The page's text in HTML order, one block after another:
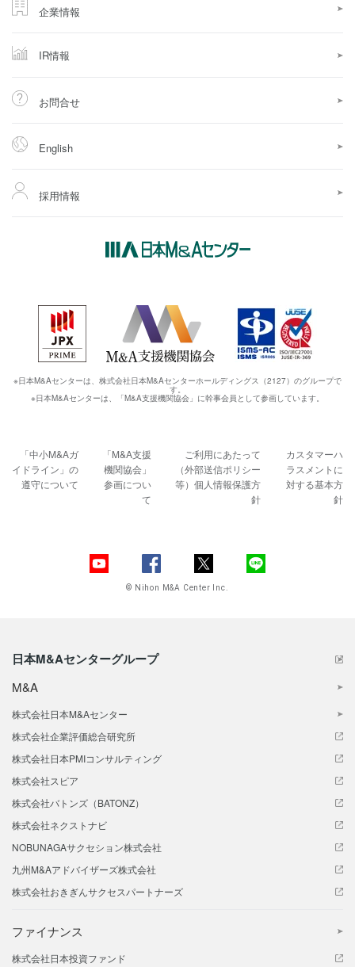
企業情報
IR情報
お問合せ
English
採用情報
※日本M&Aセンターは、株式会社日本M&Aセンターホールディングス（2127）のグループで
す。
※日本M&Aセンターは、「M&A支援機関協会」に幹事会員として参画しています。
「中小M&Aガ
イドライン」の
遵守について
「M&A支援
機関協会」
参画につい
て
ご利用にあたって
（外部送信ポリシー
等）個人情報保護方
針
カスタマーハ
ラスメントに
対する基本方
針
© Nihon M&A Center Inc.
日本M&Aセンターグループ
M&A
株式会社日本M&Aセンター
株式会社企業評価総合研究所
株式会社日本PMIコンサルティング
株式会社スピア
株式会社バトンズ（BATONZ）
株式会社ネクストナビ
NOBUNAGAサクセション株式会社
九州M&Aアドバイザーズ株式会社
株式会社おきぎんサクセスパートナーズ
ファイナンス
株式会社日本投資ファンド